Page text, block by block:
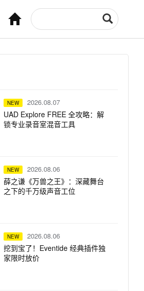
NEW 2026.08.07
UAD Explore FREE 全攻略：解
锁专业录音室混音工具
NEW 2026.08.06
薛之谦《万兽之王》：深藏舞台
之下的千万级声音工位
NEW 2026.08.06
挖到宝了！Eventide 经典插件独
家限时放价